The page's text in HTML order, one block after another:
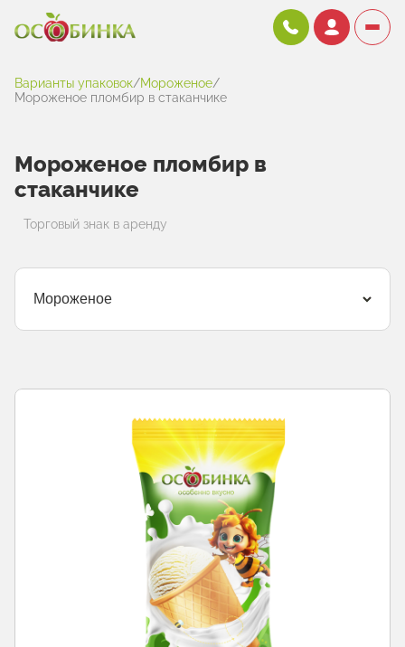
Варианты упаковок/Мороженое/
Мороженое пломбир в стаканчике
Мороженое пломбир в
стаканчике
Торговый знак в аренду
Мороженое